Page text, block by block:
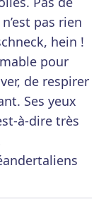
pas rien
hein !
pour
de respirer
Ses yeux
à-dire très